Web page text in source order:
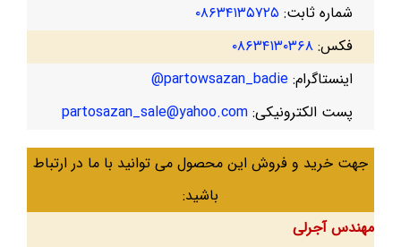
شماره ثابت: ۰۸۶۳۴۱۳۵۷۲۵
فکس: ۰۸۶۳۴۱۳۰۳۶۸
اینستاگرام: partowsazan_badie@
پست الکترونیکی: partosazan_sale@yahoo.com
جهت خرید و فروش این محصول می توانید با ما در ارتباط
باشید:
مهندس آجرلی